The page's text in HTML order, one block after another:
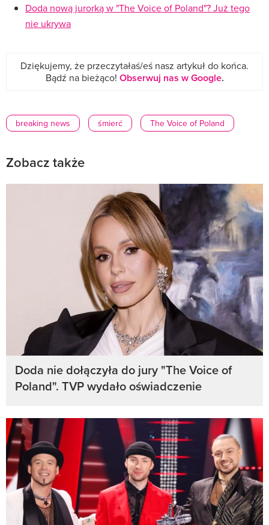
Doda nową jurorką w "The Voice of Poland"? Już tego
nie ukrywa
Dziękujemy, że przeczytałaś/eś nasz artykuł do końca.
Bądź na bieżąco! Obserwuj nas w Google.
breaking news śmierć The Voice of Poland
Zobacz także
Doda nie dołączyła do jury "The Voice of
Poland". TVP wydało oświadczenie